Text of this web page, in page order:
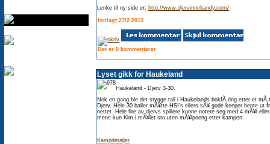
Lenke til ny side er: http://www.djervinnebandy.com/
Innlagt 27/2 2013
Det er 0 kommentarer
Lyset gikk for Haukeland
Haukeland - Djerv 3-30.
Nok en gang ble det stygge tall i Haukelands bokfÃ¸ring etter et
Djerv. Hele 30 baller mÃ¥tte HSI's ellers sÃ¥ gode keeper hente ut
nettet. Hele fire av djervs spillere kunne notere seg med 4 mÃ¥l
mens kun Kim i mÃ¥let sto uten mÃ¥lpoeng etter kampen.
Kampdetaljer